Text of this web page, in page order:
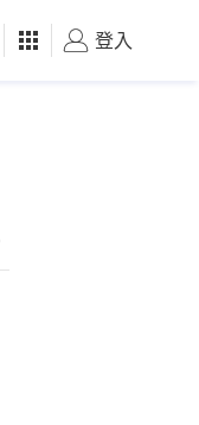
好食玩飛
登入